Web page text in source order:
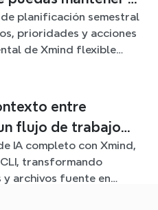
planificación semestral
prioridades y acciones
de Xmind flexible
entre
flujo de trabajo
IA completo con Xmind,
transformando
y archivos fuente en